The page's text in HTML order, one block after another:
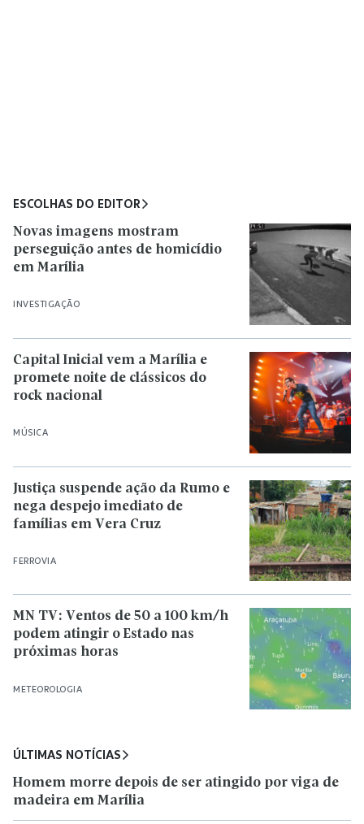
ESCOLHAS DO EDITOR
INVESTIGAÇÃO
Novas imagens mostram
perseguição antes de homicídio
em Marília
MÚSICA
Capital Inicial vem a Marília e
promete noite de clássicos do
rock nacional
FERROVIA
Justiça suspende ação da Rumo e
nega despejo imediato de
famílias em Vera Cruz
METEOROLOGIA
MN TV: Ventos de 50 a 100 km/h
podem atingir o Estado nas
próximas horas
ÚLTIMAS NOTÍCIAS
Homem morre depois de ser atingido por viga de
madeira em Marília